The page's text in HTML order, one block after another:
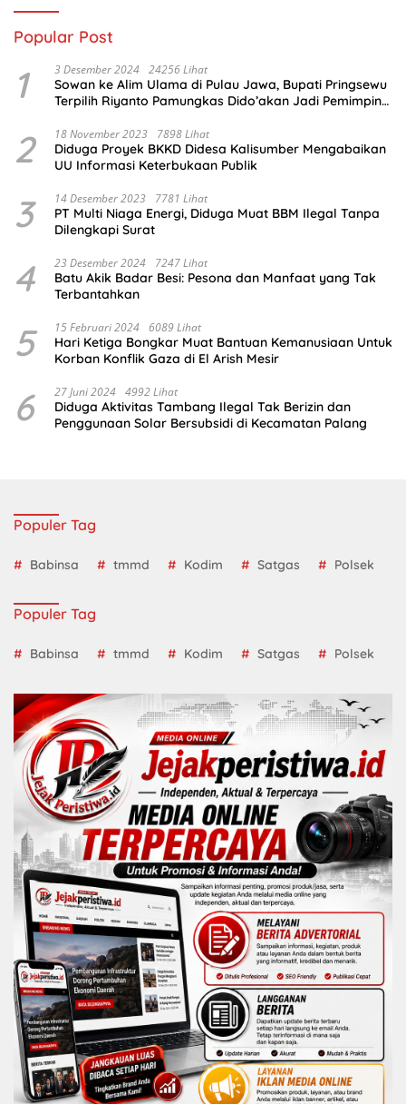
Popular Post
1 3 Desember 2024 24256 Lihat
Sowan ke Alim Ulama di Pulau Jawa, Bupati Pringsewu
Terpilih Riyanto Pamungkas Dido’akan Jadi Pemimpin
2 18 November 2023 7898 Lihat
Diduga Proyek BKKD Didesa Kalisumber Mengabaikan
UU Informasi Keterbukaan Publik
3 14 Desember 2023 7781 Lihat
PT Multi Niaga Energi, Diduga Muat BBM Ilegal Tanpa
Dilengkapi Surat
4 23 Desember 2024 7247 Lihat
Batu Akik Badar Besi: Pesona dan Manfaat yang Tak
Terbantahkan
5 15 Februari 2024 6089 Lihat
Hari Ketiga Bongkar Muat Bantuan Kemanusiaan Untuk
Korban Konflik Gaza di El Arish Mesir
6 27 Juni 2024 4992 Lihat
Diduga Aktivitas Tambang Ilegal Tak Berizin dan
Penggunaan Solar Bersubsidi di Kecamatan Palang
Populer Tag
Babinsa tmmd Kodim Satgas Polsek
Populer Tag
Babinsa tmmd Kodim Satgas Polsek